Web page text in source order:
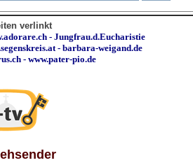
verlinkt
-Jungfrau.d.Eucharistie
-barbara-weigand.de
- www.pater-pio.de